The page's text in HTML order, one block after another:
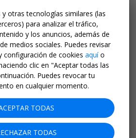
HAZTE SOCIO
APP PARA MÓVIL
FacebookInstagramLinkedIn
INVERSORES AYUDA
PRIVACIDAD
otras tecnologías similares (las
para analizar el tráfico,
y los anuncios, además de
medios sociales. Puedes revisar
configuración de cookies aquío
clic en "Aceptar todas las
Puedes revocar tu
en cualquier momento.
TODAS
TODAS